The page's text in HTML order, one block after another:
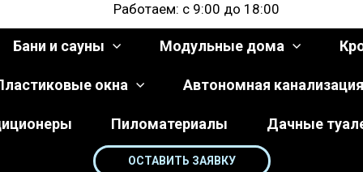
Работаем: с 9:00 до 18:00
Бани и сауны Модульные дома
окна Автономная канализация
Пиломатериалы Дачные
ОСТАВИТЬ ЗАЯВКУ